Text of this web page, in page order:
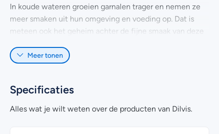
In koude wateren groeien garnalen trager en nemen ze
meer smaken uit hun omgeving en voeding op. Dat is
meteen ook het geheim achter de fijne smaak van deze
ingevroren. Rauwe gamba’s zijn erg snel klaar (binnen 3-4
gewicht van 1000 gram en een uitlekgewicht van ca.
Meer tonen
Specificaties
Alles wat je wilt weten over de producten van Dilvis.